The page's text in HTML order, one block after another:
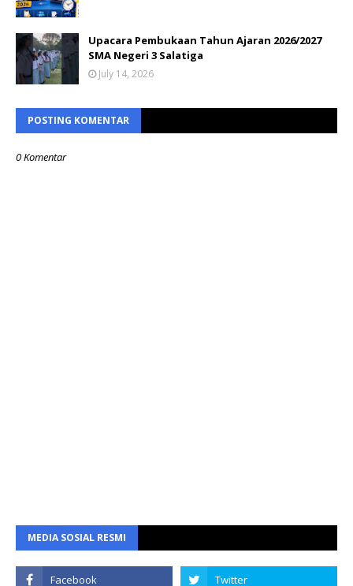
Upacara Pembukaan Tahun Ajaran 2026/2027
SMA Negeri 3 Salatiga
July 14, 2026
POSTING KOMENTAR
0 Komentar
MEDIA SOSIAL RESMI